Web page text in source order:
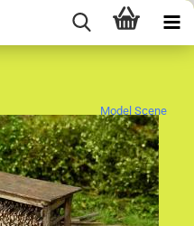
Model Scene